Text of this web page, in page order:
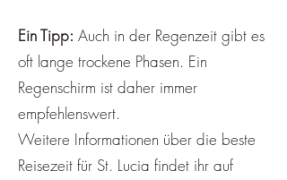
Ein Tipp: Auch in der Regenzeit gibt es
oft lange trockene Phasen. Ein
Regenschirm ist daher immer
empfehlenswert.
Weitere Informationen über die beste
Reisezeit für St. Lucia findet ihr auf